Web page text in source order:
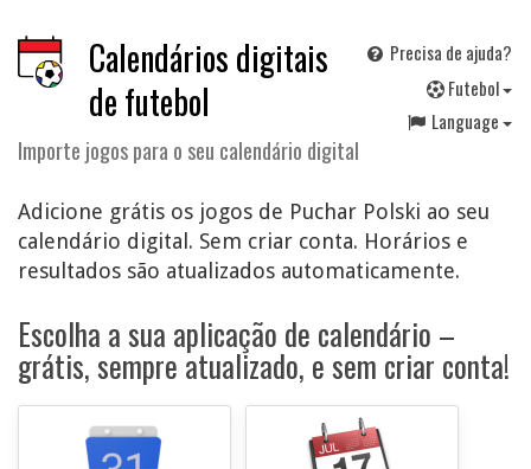
Calendários digitais
de futebol
Importe jogos para o seu calendário digital
Precisa de ajuda?
Futebol
Language
Adicione grátis os jogos de Puchar Polski ao seu
calendário digital. Sem criar conta. Horários e
resultados são atualizados automaticamente.
Escolha a sua aplicação de calendário –
grátis, sempre atualizado, e sem criar conta!